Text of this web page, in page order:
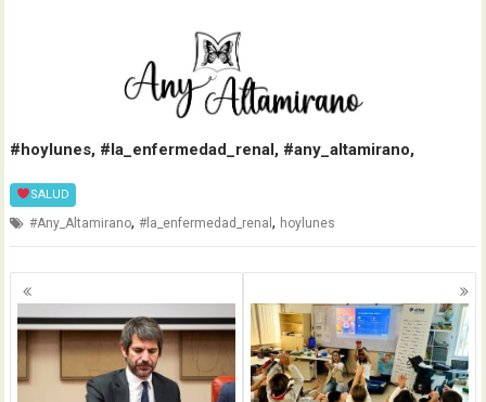
#hoylunes, #la_enfermedad_renal, #any_altamirano,
SALUD
#Any_Altamirano,#la_enfermedad_renal, hoylunes
Navegación
de
entradas